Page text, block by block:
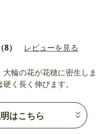
（8） レビューを見る
輪の花が花穂に密生しま
く長く伸びます。
はこちら